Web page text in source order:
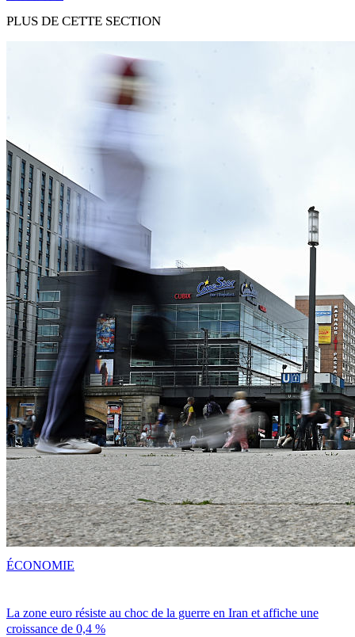
PLUS DE CETTE SECTION
La zone euro résiste au choc de la guerre en Iran et affiche une
croissance de 0,4 %
ÉCONOMIE